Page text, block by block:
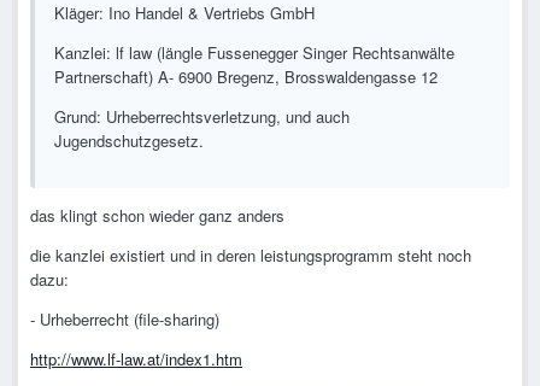
Kläger: Ino Handel & Vertriebs GmbH
Kanzlei: lf law (längle Fussenegger Singer Rechtsanwälte
Partnerschaft) A- 6900 Bregenz, Brosswaldengasse 12
Grund: Urheberrechtsverletzung, und auch
Jugendschutzgesetz.
das klingt schon wieder ganz anders
die kanzlei existiert und in deren leistungsprogramm steht noch
dazu:
- Urheberrecht (file-sharing)
http://www.lf-law.at/index1.htm